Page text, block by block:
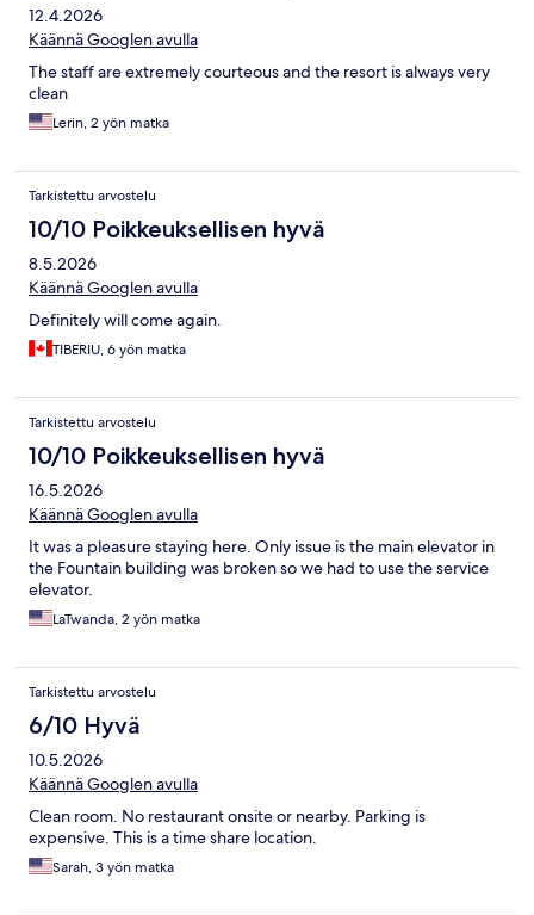
12.4.2026
Käännä Googlen avulla
The staff are extremely courteous and the resort is always very
clean
Lerin, 2 yön matka
Tarkistettu arvostelu
10/10 Poikkeuksellisen hyvä
8.5.2026
Käännä Googlen avulla
Definitely will come again.
TIBERIU, 6 yön matka
Tarkistettu arvostelu
10/10 Poikkeuksellisen hyvä
16.5.2026
Käännä Googlen avulla
It was a pleasure staying here. Only issue is the main elevator in
the Fountain building was broken so we had to use the service
elevator.
LaTwanda, 2 yön matka
Tarkistettu arvostelu
6/10 Hyvä
10.5.2026
Käännä Googlen avulla
Clean room. No restaurant onsite or nearby. Parking is
expensive. This is a time share location.
Sarah, 3 yön matka